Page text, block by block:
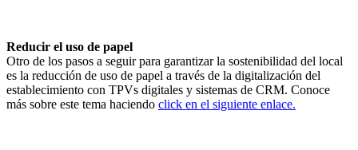
Reducir el uso de papel
Otro de los pasos a seguir para garantizar la sostenibilidad del local
es la reducción de uso de papel a través de la digitalización del
establecimiento con TPVs digitales y sistemas de CRM. Conoce
más sobre este tema haciendo click en el siguiente enlace.